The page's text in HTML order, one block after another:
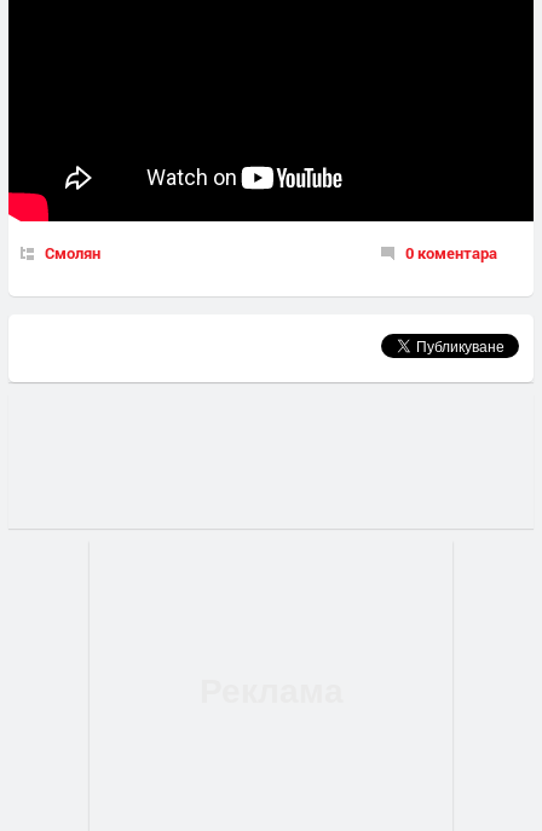
Смолян 0 коментара